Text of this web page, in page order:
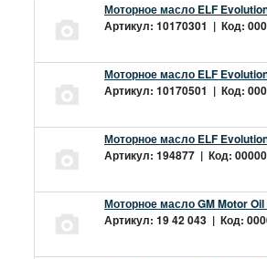
Моторное масло ELF
Артикул: 10170301 | Код:
Моторное масло ELF
Артикул: 10170501 | Код:
Моторное масло ELF
Артикул: 194877 | Код:
Моторное масло GM Motor Oil
Артикул: 19 42 043 | Код: